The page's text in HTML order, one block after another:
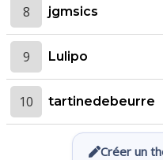
8 jgmsics
9 Lulipo
10 tartinedebeurre
Créer un